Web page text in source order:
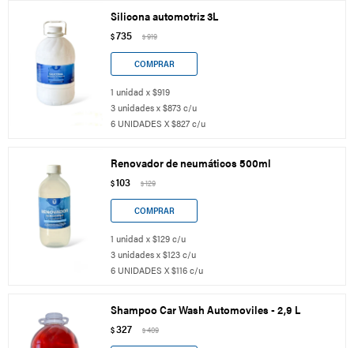
Silicona automotriz 3L
$735 $919
1 unidad x $919
3 unidades x $873 c/u
6 UNIDADES X $827 c/u
Renovador de neumáticos 500ml
$103 $129
1 unidad x $129 c/u
3 unidades x $123 c/u
6 UNIDADES X $116 c/u
Shampoo Car Wash Automoviles - 2,9 L
$327 $409